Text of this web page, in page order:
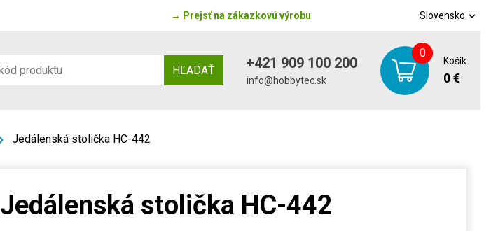
→ Prejsť na zákazkovú výrobu Slovensko
HĽADAŤ +421 909 100 200
info@hobbytec.sk
0
Košík
0 €
Jedálenská stolička HC-442
Jedálenská stolička HC-442